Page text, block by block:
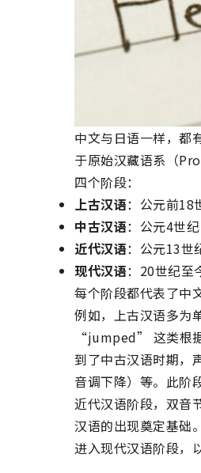
中文与日语一样，都
于原始汉藏语系（
四个阶段：
上古汉语：公元前18
中古汉语：公元4世
近代汉语：公元13世
现代汉语：20世纪至
每个阶段都代表了中
例如，上古汉语多
“jumped” 这类根
到了中古汉语时期，
音调下降）等。此阶
近代汉语阶段，双
汉语的出现奠定基础。
进入现代汉语阶段，